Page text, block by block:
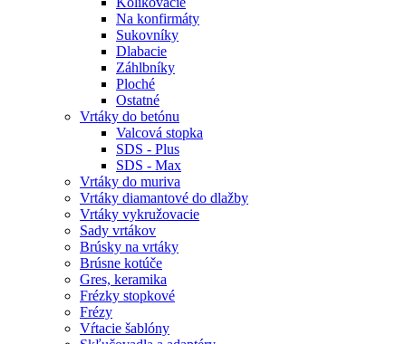
Na konfirmáty
Sukovníky
Dlabacie
Záhlbníky
Ploché
Ostatné
Vrtáky do betónu
Valcová stopka
SDS - Plus
SDS - Max
Vrtáky do muriva
Vrtáky diamantové do dlažby
Vrtáky vykružovacie
Sady vrtákov
Brúsky na vrtáky
Brúsne kotúče
Gres, keramika
Frézky stopkové
Frézy
Vŕtacie šablóny